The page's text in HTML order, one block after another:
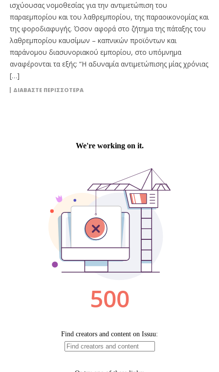
ισχύουσας νομοθεσίας για την αντιμετώπιση του
παραεμπορίου και του λαθρεμπορίου, της παραοικονομίας και
της φοροδιαφυγής. Όσον αφορά στο ζήτημα της πάταξης του
λαθρεμπορίου καυσίμων – καπνικών προϊόντων και
παράνομου διασυνοριακού εμπορίου, στο υπόμνημα
αναφέρονται τα εξής: “Η αδυναμία αντιμετώπισης μίας χρόνιας
[…]
ΔΙΑΒΆΣΤΕ ΠΕΡΙΣΣΌΤΕΡΑ